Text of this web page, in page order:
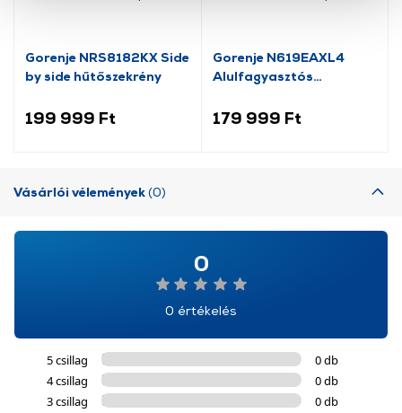
További információk:ÁSZF ésAdatvédelem
Gorenje NRS8182KX Side
by side hűtőszekrény
199 999 Ft
Gorenje N619EAXL4
Alulfagyasztós
179 999 Ft
Vásárlói vélemények(0)
0
0 értékelés
5 csillag
0 db
4 csillag
0 db
3 csillag
0 db